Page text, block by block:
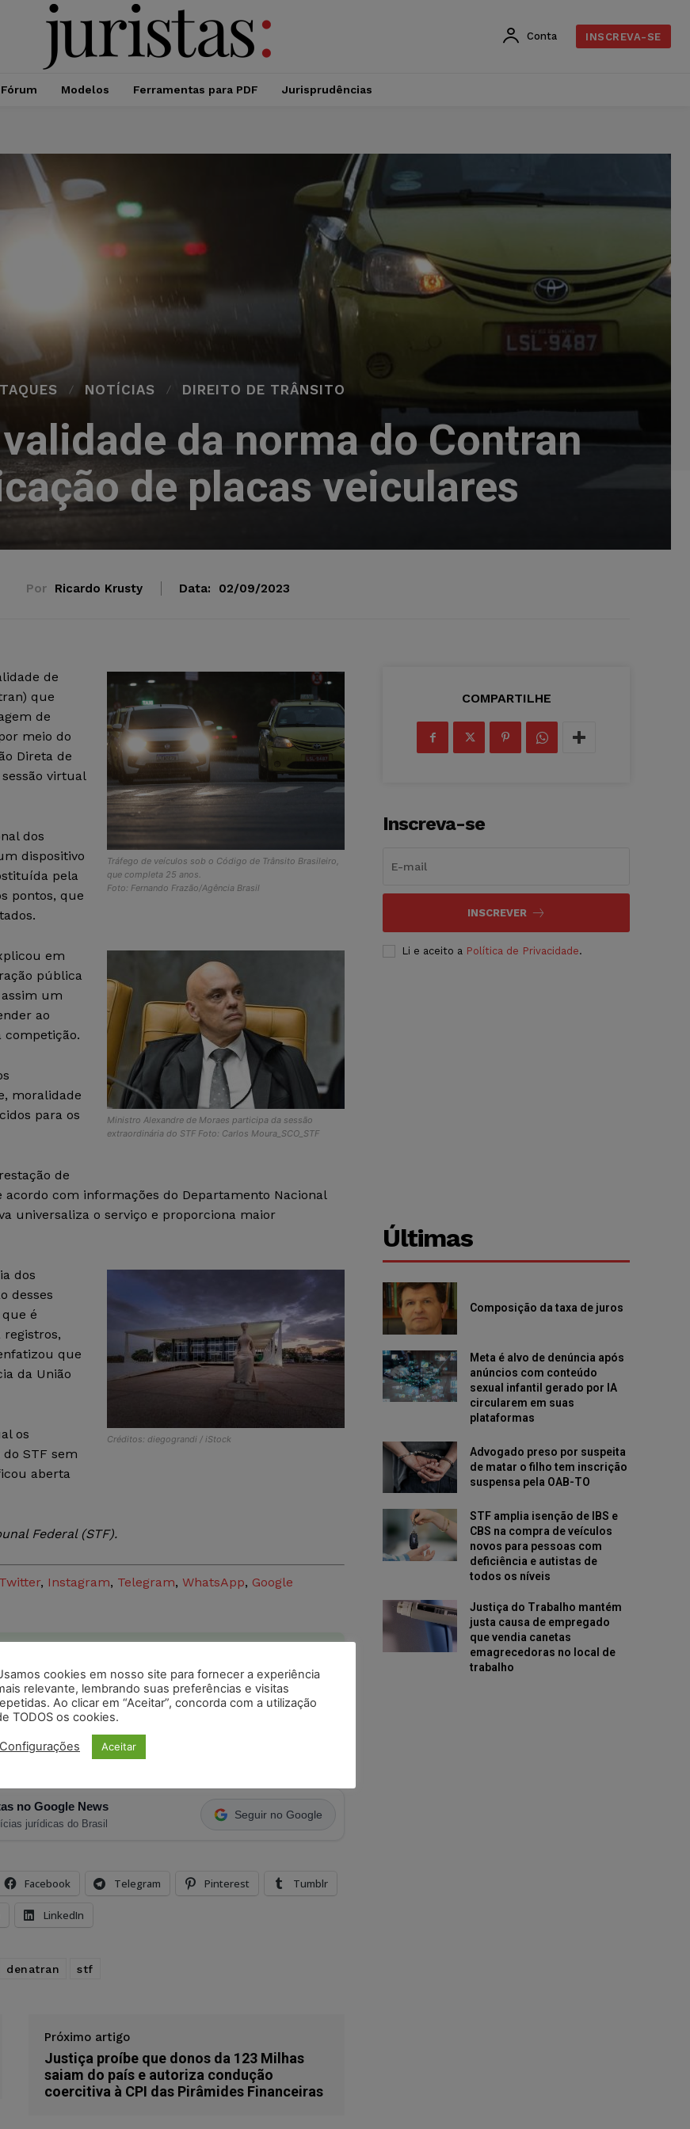
Conta INSCREVA-SE
Fórum Modelos Ferramentas para PDF Jurisprudências
NOTÍCIAS DIREITO DE TRÂNSITO
da norma do Contran
de placas veiculares
Por Ricardo Krusty Data: 02/09/2023
Tráfego de veículos sob o Código de Trânsito Brasileiro,
que completa 25 anos.
Foto: Fernando Frazão/Agência Brasil
de
que
de
meio do
Direta de
virtual
dos
dispositivo
pela
pontos, que
Ministro Alexandre de Moraes participa da sessão
extraordinária do STF Foto: Carlos Moura_SCO_STF
em
pública
um
ao
competição.
moralidade
para os
de
com informações do Departamento Nacional
universaliza o serviço e proporciona maior
Créditos: diegograndi / iStock
dos
desses
é
registros,
que
da União
os
STF sem
aberta
Federal (STF).
Twitter, Instagram, Telegram, WhatsApp, Google
diárias do Portal Juristas.
ostermos de usoe privacidadedo Whatsapp.
no Google News
jurídicas do Brasil
Seguir no Google
Facebook Telegram Pinterest Tumblr
LinkedIn
denatran stf
Próximo artigo
Justiça proíbe que donos da 123 Milhas
saiam do país e autoriza condução
coercitiva à CPI das Pirâmides Financeiras
COMPARTILHE
Inscreva-se
INSCREVER
Li e aceito a Política de Privacidade.
Últimas
Composição da taxa de juros
Meta é alvo de denúncia após
anúncios com conteúdo
sexual infantil gerado por IA
circularem em suas
plataformas
Advogado preso por suspeita
de matar o filho tem inscrição
suspensa pela OAB-TO
STF amplia isenção de IBS e
CBS na compra de veículos
novos para pessoas com
deficiência e autistas de
todos os níveis
Justiça do Trabalho mantém
justa causa de empregado
que vendia canetas
emagrecedoras no local de
trabalho
cookies em nosso site para fornecer a experiência
relevante, lembrando suas preferências e visitas
Ao clicar em “Aceitar”, concorda com a utilização
TODOS os cookies.
Configurações Aceitar